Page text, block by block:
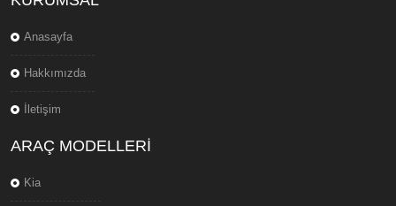
Anasayfa
Hakkımızda
İletişim
ARAÇ MODELLERI
Kia